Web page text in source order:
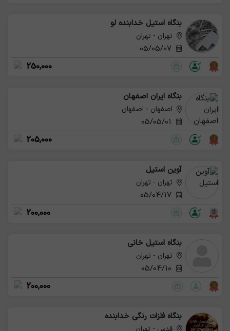
بنگاه استیل خدابنده لو
تهران - تهران
05/05/07
250,000
بنگاه ایران اصفهان
اصفهان - اصفهان
205,000
آوین استیل
تهران - تهران
05/04/17
200,000
بنگاه استیل خانی
تهران - تهران
200,000
بنگاه فلزات رنگی خدابنده